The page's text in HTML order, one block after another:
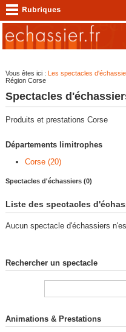
Vous êtes ici : Les spectacles
Région Corse
Spectacles
Produits et prestations Corse
Départements limitrophes
Corse (20)
Spectacles d'échassiers (0)
Liste des spectacles
Aucun spectacle d'échassiers
Rechercher un spectacle
Animations & Prestations